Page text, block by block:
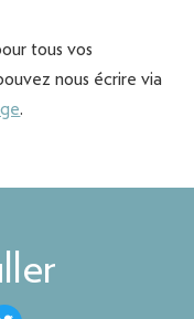
tous vos
nous écrire via
.